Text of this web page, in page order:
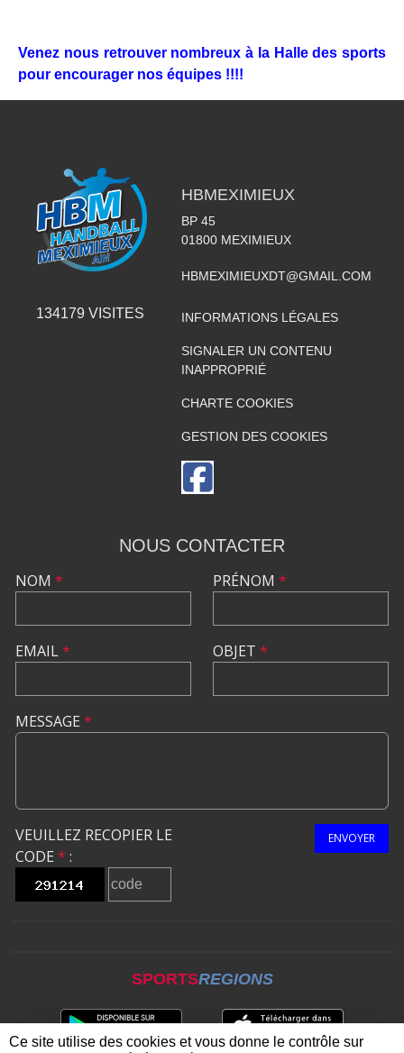
Venez nous retrouver nombreux à la Halle des sports
pour encourager nos équipes !!!!
134179 VISITES
HBMEXIMIEUX
BP 45
01800 MEXIMIEUX
HBMEXIMIEUXDT@GMAIL.COM
INFORMATIONS LÉGALES
SIGNALER UN CONTENU
INAPPROPRIÉ
CHARTE COOKIES
GESTION DES COOKIES
NOUS CONTACTER
NOM *
EMAIL*
PRÉNOM *
OBJET *
MESSAGE *
VEUILLEZ RECOPIER LE
CODE * :
ENVOYER
SPORTSREGIONS
Ce site utilise des cookies et vous donne le contrôle sur